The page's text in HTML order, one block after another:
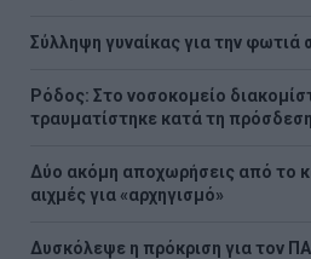
Σύλληψη γυναίκας για την φωτιά
Ρόδος: Στο νοσοκομείο
τραυματίστηκε κατά τη
Δύο ακόμη αποχωρήσεις από το
αιχμές για «αρχηγισμό»
Δυσκόλεψε η πρόκριση για τον